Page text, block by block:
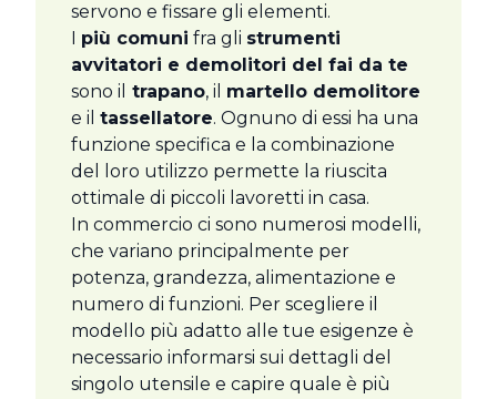
servono e fissare gli elementi.
I più comuni fra gli strumenti
avvitatori e demolitori del fai da te
sono il trapano, il martello demolitore
e il tassellatore. Ognuno di essi ha una
funzione specifica e la combinazione
del loro utilizzo permette la riuscita
ottimale di piccoli lavoretti in casa.
In commercio ci sono numerosi modelli,
che variano principalmente per
potenza, grandezza, alimentazione e
numero di funzioni. Per scegliere il
modello più adatto alle tue esigenze è
necessario informarsi sui dettagli del
singolo utensile e capire quale è più